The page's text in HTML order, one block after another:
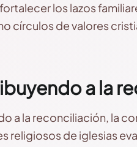
los lazos
círculos de valores
a la
a la reconciliación, la
religiosos de iglesias